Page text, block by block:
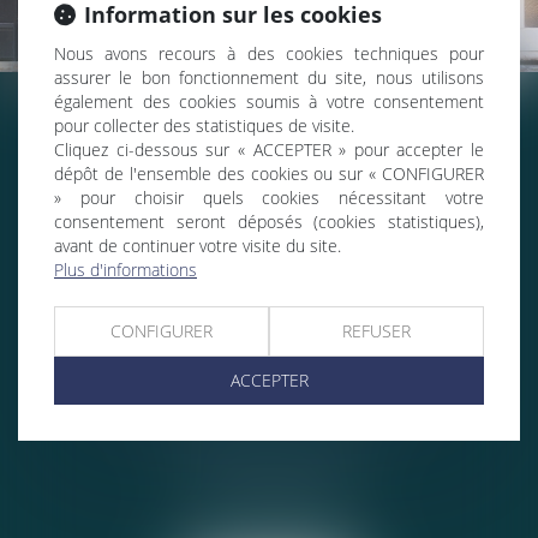
TEGO AVOCATS - FRÉJUS
53 Place du couvent
83600 FRÉJUS
Tél :04 94 51 48 23
Fax : 04 94 44 27 64
TEGO AVOCATS - LORGUES
Information sur les cookies
Nous avons recours à des cookies techniques pour
assurer le bon fonctionnement du site, nous utilisons
également des cookies soumis à votre consentement
pour collecter des statistiques de visite.
Cliquez ci-dessous sur « ACCEPTER » pour accepter le
dépôt de l'ensemble des cookies ou sur « CONFIGURER
» pour choisir quels cookies nécessitant votre
consentement seront déposés (cookies statistiques),
avant de continuer votre visite du site.
Plus d'informations
CONFIGURER REFUSER
ACCEPTER